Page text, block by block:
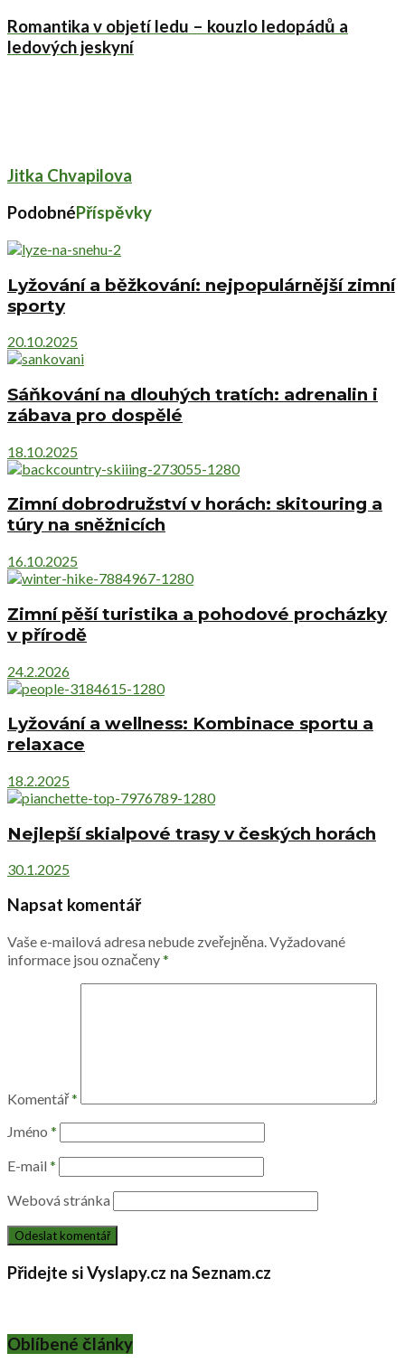
Romantika v objetí ledu – kouzlo ledopádů a
ledových jeskyní
Jitka Chvapilova
PodobnéPříspěvky
Lyžování a běžkování: nejpopulárnější zimní
sporty
20.10.2025
Sáňkování na dlouhých tratích: adrenalin i
zábava pro dospělé
18.10.2025
Zimní dobrodružství v horách: skitouring a
túry na sněžnicích
16.10.2025
Zimní pěší turistika a pohodové procházky
v přírodě
24.2.2026
Lyžování a wellness: Kombinace sportu a
relaxace
18.2.2025
Nejlepší skialpové trasy v českých horách
30.1.2025
Napsat komentář
Vaše e-mailová adresa nebude zveřejněna.Vyžadované
informace jsou označeny*
Komentář*
Jméno *
E-mail *
Webová stránka
Přidejte si Vyslapy.cz na Seznam.cz
Oblíbené články